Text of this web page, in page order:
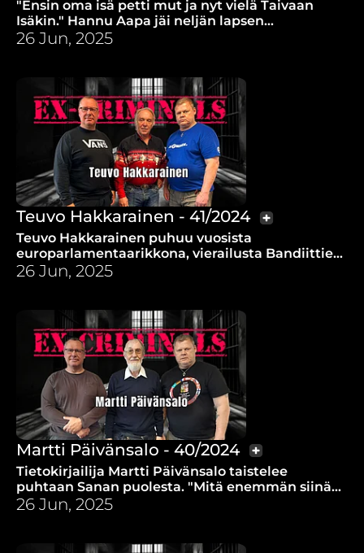
"Ensin oma isä petti mut ja nyt vielä Taivaan
Isäkin." Hannu Aapa jäi neljän lapsen
yksinhuoltajaksi vaimon menehdyttyä vaikeaan
26 Jun, 2025
Teuvo Hakkarainen - 41/2024
Teuvo Hakkarainen puhuu vuosista
europarlamentaarikkona, vierailusta Bandiittien
majalla, rukouksesta ja Raamatustakin.
26 Jun, 2025
Martti Päivänsalo - 40/2024
Tietokirjailija Martti Päivänsalo taistelee
puhtaan Sanan puolesta. "Mitä enemmän siinä
on alkuperäistä Jumalan Sanaa, sen parempi
ravinto se on."
26 Jun, 2025